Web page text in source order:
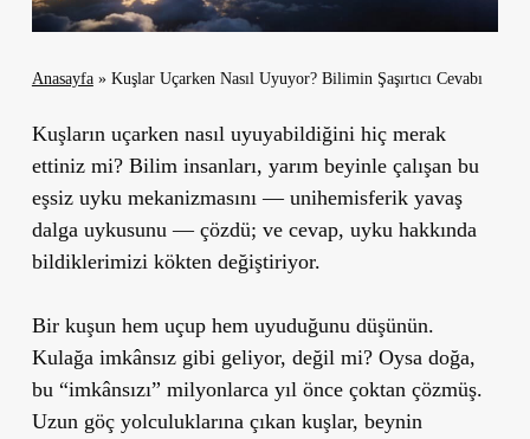
Anasayfa» Kuşlar Uçarken Nasıl Uyuyor? Bilimin Şaşırtıcı Cevabı
Kuşların uçarken nasıl uyuyabildiğini hiç merak
ettiniz mi? Bilim insanları, yarım beyinle çalışan bu
eşsiz uyku mekanizmasını — unihemisferik yavaş
dalga uykusunu — çözdü; ve cevap, uyku hakkında
bildiklerimizi kökten değiştiriyor.
Bir kuşun hem uçup hem uyuduğunu düşünün.
Kulağa imkânsız gibi geliyor, değil mi? Oysa doğa,
bu “imkânsızı” milyonlarca yıl önce çoktan çözmüş.
Uzun göç yolculuklarına çıkan kuşlar, beynin